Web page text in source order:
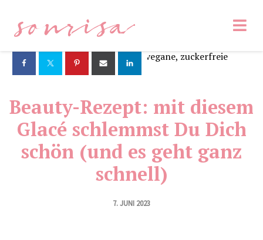
sonrisa
Beauty-Rezept: mit diesem
Glacé schlemmst Du Dich
schön (und es geht ganz
schnell)
7. JUNI 2023